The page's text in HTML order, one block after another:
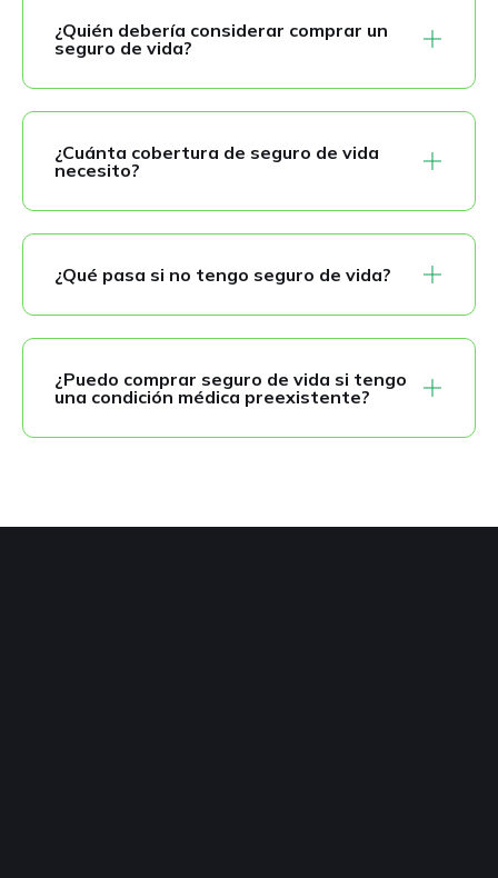
¿Quién debería considerar comprar un
seguro de vida?
¿Cuánta cobertura de seguro de vida
necesito?
¿Qué pasa si no tengo seguro de vida?
¿Puedo comprar seguro de vida si tengo
una condición médica preexistente?